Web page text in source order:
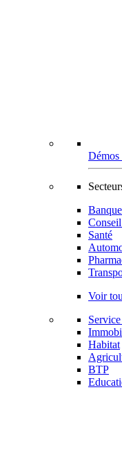
Démos
Santé
Voir
Habitat
BTP